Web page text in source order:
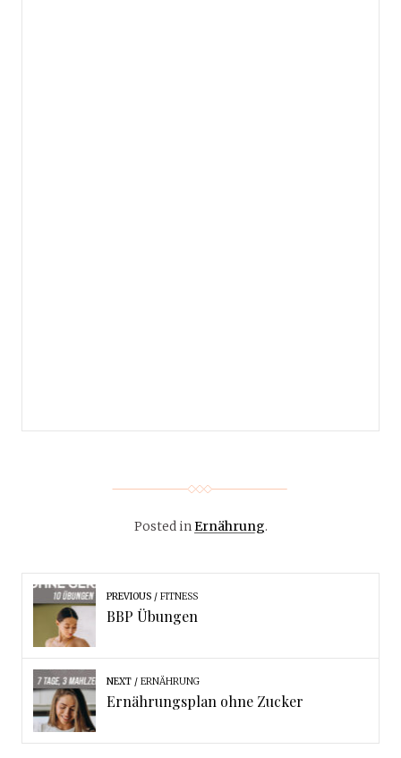
Posted inErnährung.
PREVIOUS FITNESS
BBP Übungen
NEXT ERNÄHRUNG
Ernährungsplan ohne Zucker